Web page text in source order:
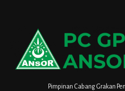
Pimpinan Cabang Grakan